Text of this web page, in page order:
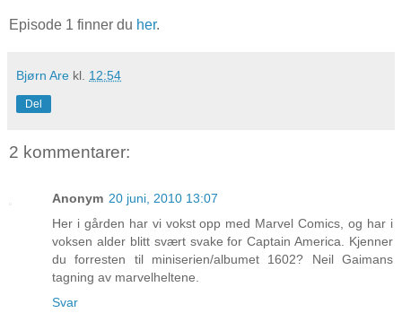
Episode 1 finner du her.
Bjørn Are kl. 12:54
Del
2 kommentarer:
Anonym 20 juni, 2010 13:07
Her i gården har vi vokst opp med Marvel Comics, og har i
voksen alder blitt svært svake for Captain America. Kjenner
du forresten til miniserien/albumet 1602? Neil Gaimans
tagning av marvelheltene.
Svar